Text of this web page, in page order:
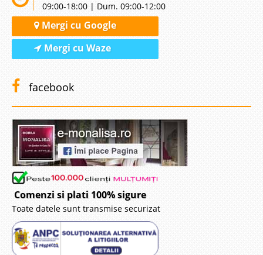
09:00-18:00 | Dum. 09:00-12:00
Mergi cu Google
Mergi cu Waze
facebook
Comenzi si plati 100% sigure
Toate datele sunt transmise securizat